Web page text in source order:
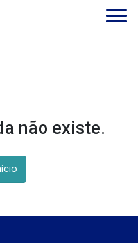
não existe.